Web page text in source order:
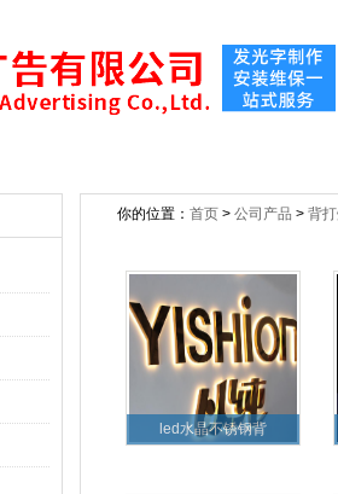
你的位置： 首页 > 公司产品 > 背
led水晶不锈钢背